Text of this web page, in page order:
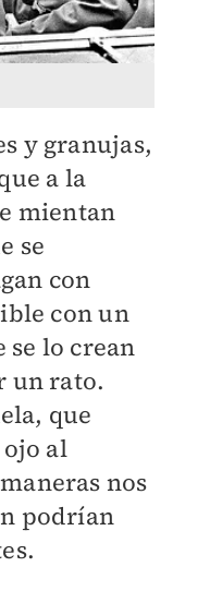
y granujas,
a la
mientan
se
con
con un
se lo crean
un rato.
que
al
nos
podrían